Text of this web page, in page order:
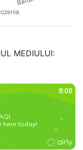
MEDIULUI: